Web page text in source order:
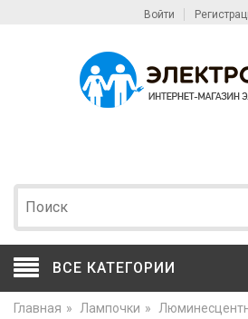
Войти
ВСЕ КАТЕГОРИИ
Главная » Лампочки »